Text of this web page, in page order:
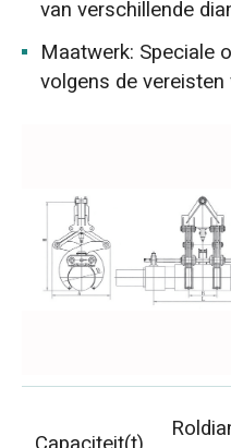
van verschillende
Maatwerk: Speciale
volgens de vereisten